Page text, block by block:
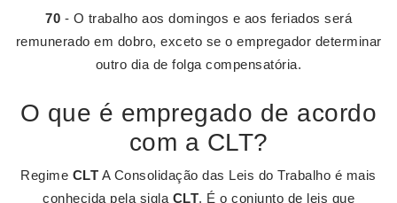
70 - O trabalho aos domingos e aos feriados será
remunerado em dobro, exceto se o empregador determinar
outro dia de folga compensatória.
O que é empregado de acordo
com a CLT?
Regime CLT A Consolidação das Leis do Trabalho é mais
conhecida pela sigla CLT. É o conjunto de leis que